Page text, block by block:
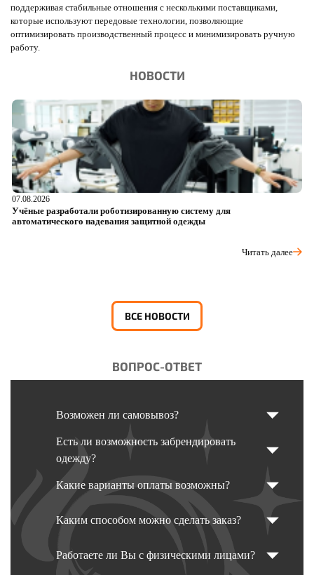
поддерживая стабильные отношения с несколькими поставщиками,
которые используют передовые технологии, позволяющие
оптимизировать производственный процесс и минимизировать ручную
работу.
НОВОСТИ
07.08.2026
Учёные разработали роботизированную систему для
автоматического надевания защитной одежды
Читать далее
ВСЕ НОВОСТИ
ВОПРОС-ОТВЕТ
Возможен ли самовывоз?
Есть ли возможность забрендировать
одежду?
Какие варианты оплаты возможны?
Каким способом можно сделать заказ?
Работаете ли Вы с физическими лицами?